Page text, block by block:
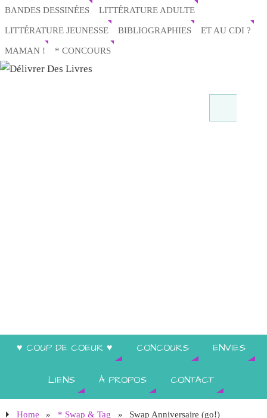
BANDES DESSINÉES
LITTÉRATURE ADULTE
LITTÉRATURE JEUNESSE
BIBLIOGRAPHIES
ET AU CDI ?
MAMAN !
* CONCOURS
♥ COUP DE COEUR ♥ CONCOURS ENVIES
LIENS À PROPOS CONTACT
Home » * Swap & Tag » Swap Anniversaire (go!)